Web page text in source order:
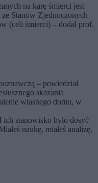
na karę śmierci jest
Stanów Zjednoczonych
(celi śmierci) – dodał prof.
– powiedział
skazania
własnego domu, w
ich stanowisko było dosyć
naukę, miałeś analizę,